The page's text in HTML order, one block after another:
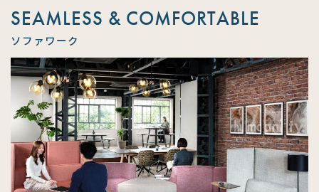
SEAMLESS & COMFORTABLE
ソファワーク